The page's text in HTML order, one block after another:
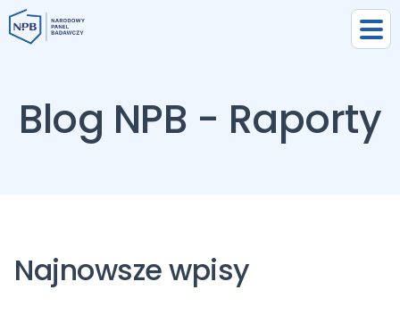
Blog NPB - Raporty
Najnowsze wpisy